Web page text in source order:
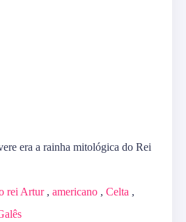
era a rainha mitológica do Rei
rei Artur, americano , Celta ,